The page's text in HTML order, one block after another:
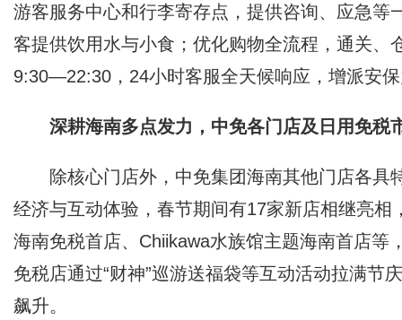
游客服务中心和行李寄存点，提供咨询、应急
客提供饮用水与小食；优化购物全流程，通关
9:30—22:30，24小时客服全天候响应，增派安
深耕海南多点发力，中免各门店及日用免税
除核心门店外，中免集团海南其他门店各
经济与互动体验，春节期间有17家新店相继亮
海南免税首店、Chiikawa水族馆主题海南首店
免税店通过“财神”巡游送福袋等互动活动拉满节
飙升。